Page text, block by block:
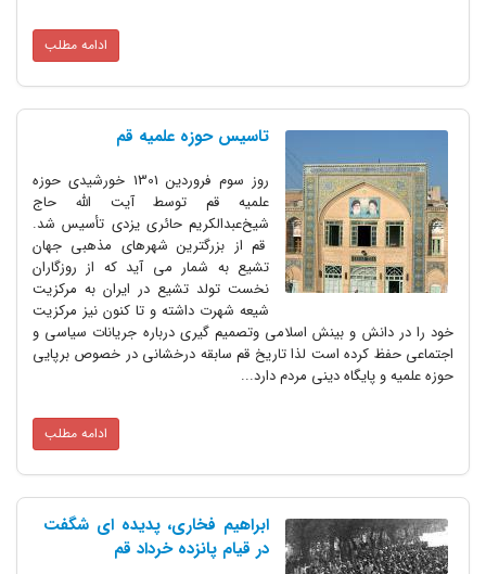
ادامه مطلب
تاسیس حوزه علمیه قم
روز سوم فروردین 1301 خورشیدی حوزه
علمیه قم توسط آیت الله حاج
شیخ‌عبدالکریم حائری یزدی تأسیس شد.
قم از بزرگترین شهرهای مذهبی جهان
تشیع به شمار می آید که از روزگاران
نخست تولد تشیع در ایران به مرکزیت
شیعه شهرت داشته و تا کنون نیز مرکزیت
خود را در دانش و بینش اسلامی وتصمیم گیری درباره جریانات سیاسی و
اجتماعی حفظ کرده است لذا تاریخ قم سابقه درخشانی در خصوص برپایی
حوزه علمیه و پایگاه دینی مردم دارد...
ادامه مطلب
ابراهیم فخاری، پدیده ای شگفت
در قیام پانزده خرداد قم